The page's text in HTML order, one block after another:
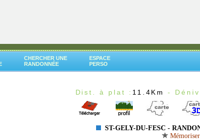
CHERCHER UNE
RANDONNÉE
ESPACE
PERSO
Dist. à plat : 11.4Km -
ST-GELY-DU-FESC -